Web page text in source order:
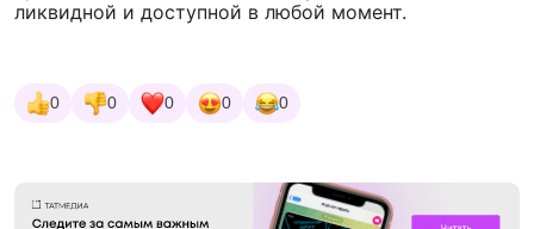
ликвидной и доступной в любой момент.
0 0 0 0 0